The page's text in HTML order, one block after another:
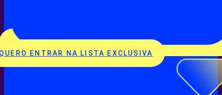
ENTRAR NA LISTA EXCLUSIVA